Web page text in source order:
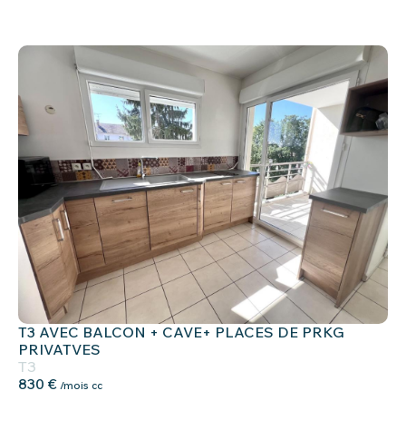
T3 AVEC BALCON + CAVE+ PLACES DE PRKG
PRIVATVES
T3
830 € /mois cc